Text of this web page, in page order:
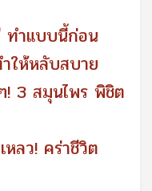
ทำแบบนี้ก่อน
ให้หลับสบาย
! 3 สมุนไพร พิชิต
หลว! คร่าชีวิต